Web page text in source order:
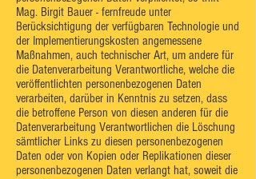
Mag. Birgit Bauer - fernfreude unter
Berücksichtigung der verfügbaren Technologie und
der Implementierungskosten angemessene
Maßnahmen, auch technischer Art, um andere für
die Datenverarbeitung Verantwortliche, welche die
veröffentlichten personenbezogenen Daten
verarbeiten, darüber in Kenntnis zu setzen, dass
die betroffene Person von diesen anderen für die
Datenverarbeitung Verantwortlichen die Löschung
sämtlicher Links zu diesen personenbezogenen
Daten oder von Kopien oder Replikationen dieser
personenbezogenen Daten verlangt hat, soweit die